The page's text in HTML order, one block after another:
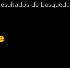
de busqueda